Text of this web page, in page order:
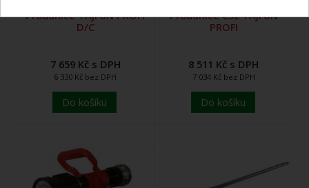
Proudnice TAJFUN PROFI
D/C
7 659 Kč s DPH
6 330 Kč bez DPH
Do košíku
Proudnice C52 TAJFUN
PROFI
8 511 Kč s DPH
7 034 Kč bez DPH
Do košíku